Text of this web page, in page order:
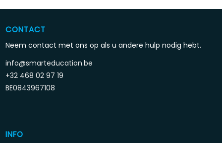
CONTACT
Neem contact met ons op als u andere hulp nodig hebt.
info@smarteducation.be
+32 468 02 97 19
BE0843967108
INFO